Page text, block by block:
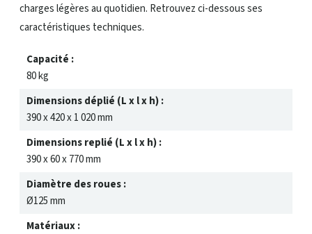
charges légères au quotidien. Retrouvez ci-dessous ses
caractéristiques techniques.
Capacité :
80 kg
Dimensions déplié (L x l x h) :
390 x 420 x 1 020 mm
Dimensions replié (L x l x h) :
390 x 60 x 770 mm
Diamètre des roues :
Ø125 mm
Matériaux :